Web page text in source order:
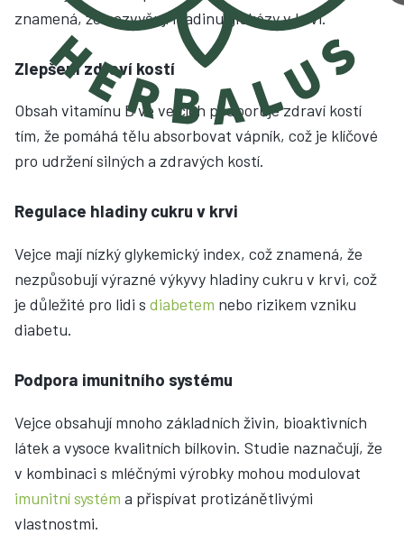
znamená, že nezvyšují hladinu glukózy v krvi.
Zlepšení zdraví kostí
Obsah vitamínu D ve vejcích podporuje zdraví kostí
tím, že pomáhá tělu absorbovat vápník, což je klíčové
pro udržení silných a zdravých kostí.
Regulace hladiny cukru v krvi
Vejce mají nízký glykemický index, což znamená, že
nezpůsobují výrazné výkyvy hladiny cukru v krvi, což
je důležité pro lidi s diabetem nebo rizikem vzniku
diabetu.
Podpora imunitního systému
Vejce obsahují mnoho základních živin, bioaktivních
látek a vysoce kvalitních bílkovin. Studie naznačují, že
v kombinaci s mléčnými výrobky mohou modulovat
imunitní systém a přispívat protizánětlivými
vlastnostmi.